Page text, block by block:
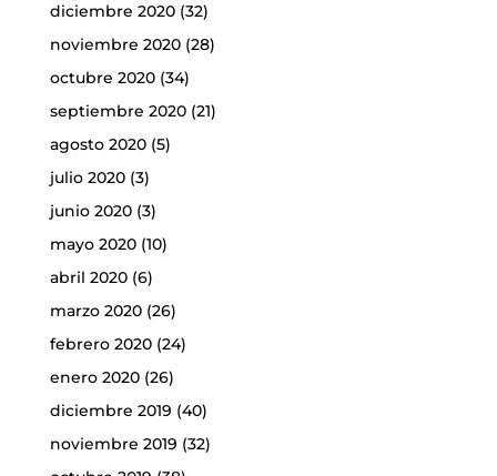
diciembre 2020(32)
noviembre 2020(28)
octubre 2020(34)
septiembre 2020(21)
agosto 2020(5)
julio 2020(3)
junio 2020(3)
mayo 2020(10)
abril 2020(6)
marzo 2020(26)
febrero 2020(24)
enero 2020(26)
diciembre 2019 (40)
noviembre 2019 (32)